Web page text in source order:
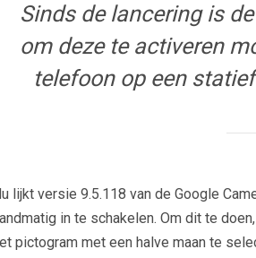
Sinds de lancering is
om deze te activeren
telefoon op een
lijkt versie 9.5.118 van de Google
in te schakelen. Om dit te
pictogram met een halve maan te